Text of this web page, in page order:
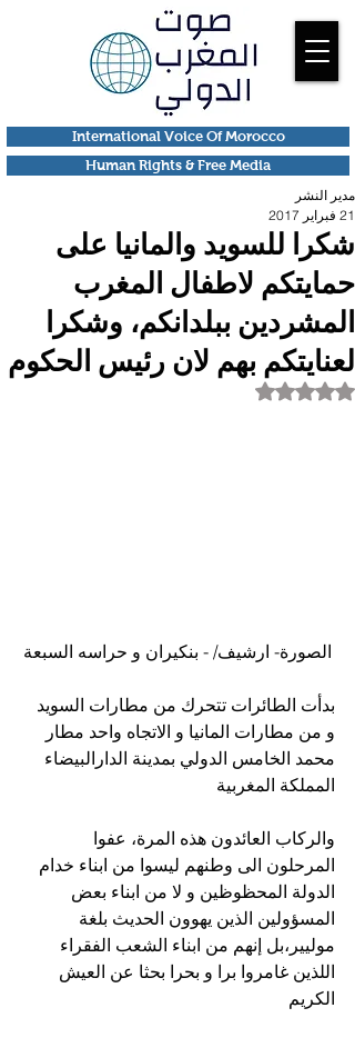
Human Rights & Free Media
International Voice Of Morocco
شكرا للسويد والمانيا على
حمايتكم لاطفال المغرب
المشردين ببلدانكم، وشكرا
لعنايتكم بهم لان رئيس الحكوم
مدير النشر
21 فبراير 2017
تم التقييم بـ ليس رقمًا من أصل 5 نجوم.
الصورة- ارشيف/ - بنكيران و حراسه السبعة
بدأت الطائرات تتحرك من مطارات السويد
و من مطارات المانيا و الاتجاه واحد مطار
محمد الخامس الدولي بمدينة الدارالبيضاء
المملكة المغربية
والركاب العائدون هذه المرة، عفوا
المرحلون الى وطنهم ليسوا من ابناء خدام
الدولة المحظوظين و لا من ابناء بعض
المسؤولين الذين يهوون الحديث بلغة
موليير،بل إنهم من ابناء الشعب الفقراء
اللذين غامروا برا و بحرا بحثا عن العيش
الكريم